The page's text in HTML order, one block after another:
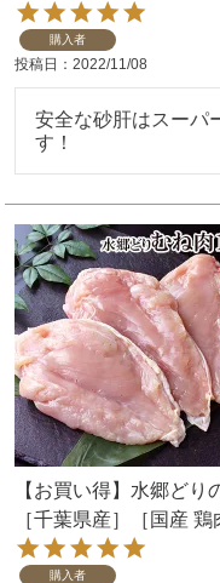
購入者
投稿日 2022/11/08
安全な砂肝はスーパ
す！
【お買い得】水郷どり
［千葉県産］［国産 鶏
購入者